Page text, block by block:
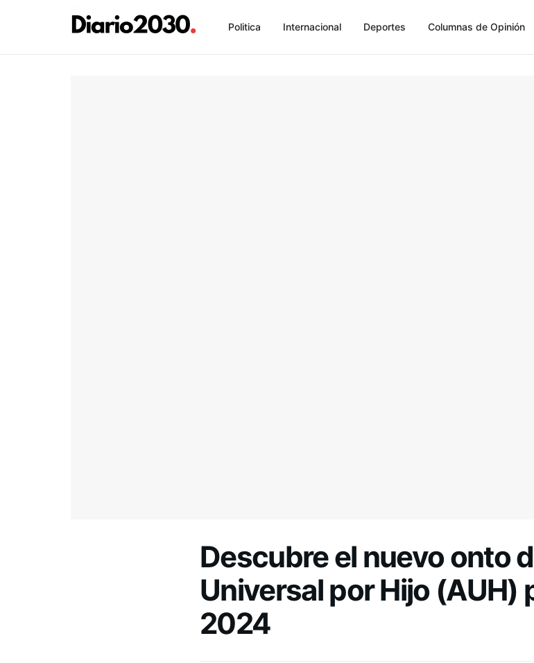
Politica Internacional Deportes Columnas de Opinión
Descubre el nuevo onto
Universal por Hijo (AUH)
2024